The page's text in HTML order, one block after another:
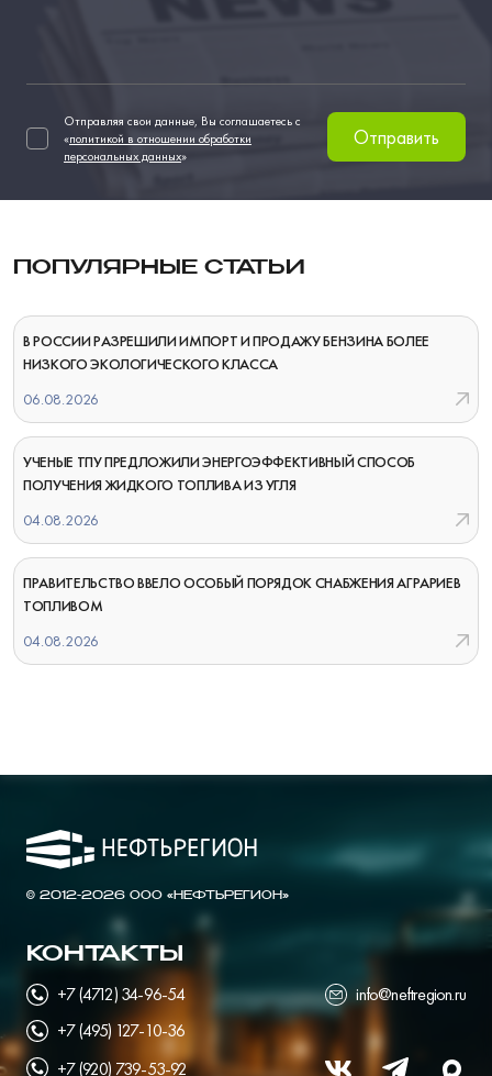
Отправляя свои данные, Вы соглашаетесь с
«политикой в отношении обработки
персональных данных»
Отправить
ПОПУЛЯРНЫЕ СТАТЬИ
В РОССИИ РАЗРЕШИЛИ ИМПОРТ И ПРОДАЖУ БЕНЗИНА БОЛЕЕ
НИЗКОГО ЭКОЛОГИЧЕСКОГО КЛАССА
06.08.2026
УЧЕНЫЕ ТПУ ПРЕДЛОЖИЛИ ЭНЕРГОЭФФЕКТИВНЫЙ СПОСОБ
ПОЛУЧЕНИЯ ЖИДКОГО ТОПЛИВА ИЗ УГЛЯ
04.08.2026
ПРАВИТЕЛЬСТВО ВВЕЛО ОСОБЫЙ ПОРЯДОК СНАБЖЕНИЯ АГРАРИЕВ
ТОПЛИВОМ
04.08.2026
© 2012-2026 ООО «НЕФТЬРЕГИОН»
КОНТАКТЫ
+7 (4712) 34-96-54
+7 (495) 127-10-36
+7 (920) 739-53-92
info@neftregion.ru